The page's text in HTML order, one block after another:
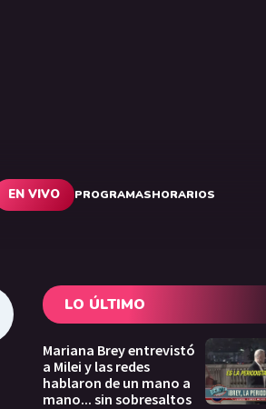
EN VIVO PROGRAMASHORARIOS
LO ÚLTIMO
Mariana Brey entrevistó
a Milei y las redes
hablaron de un mano a
mano... sin sobresaltos